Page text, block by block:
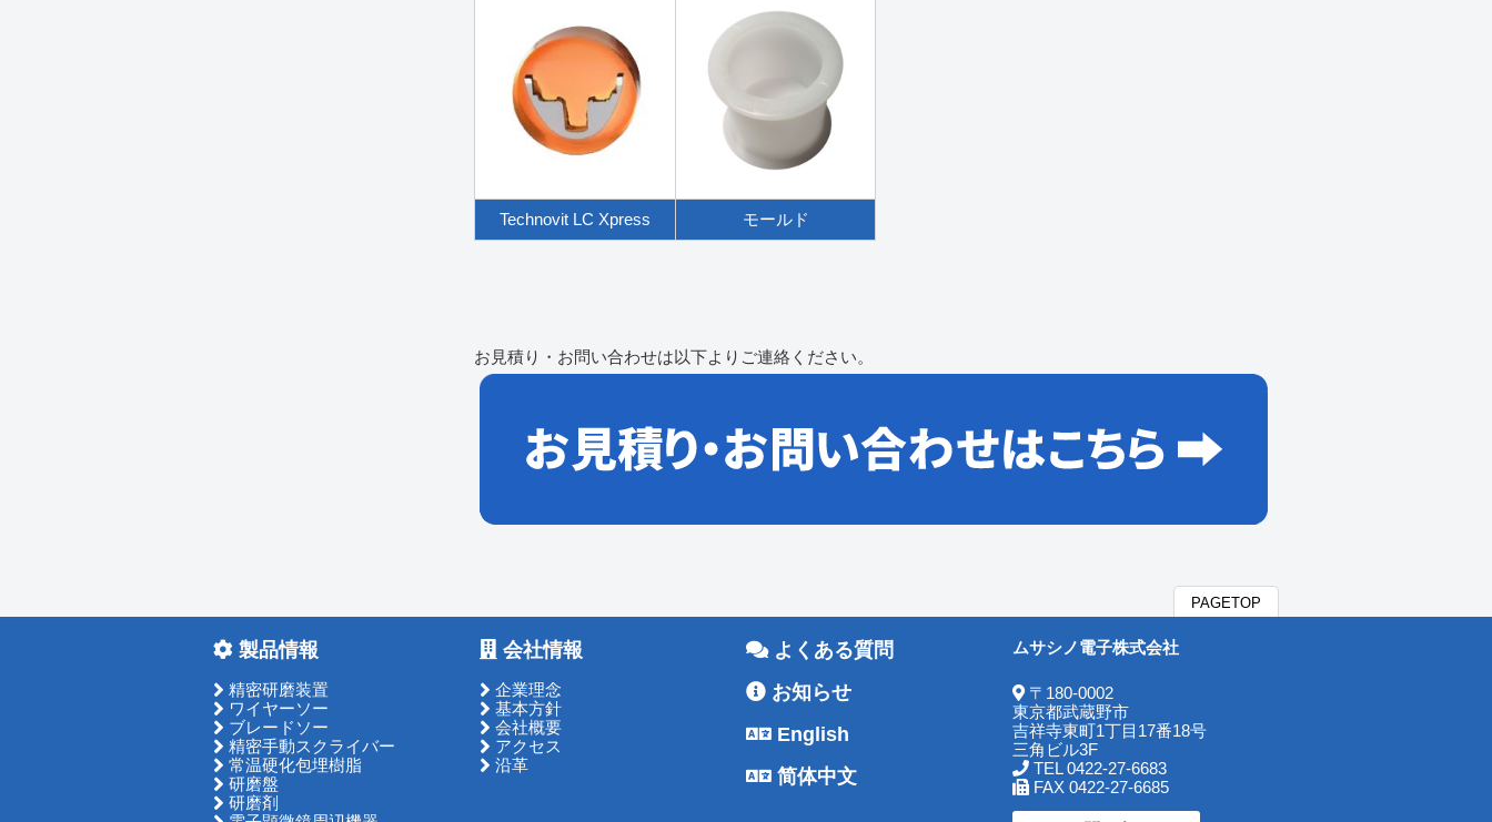
Technovit LC Xpress モールド
お見積り・お問い合わせは以下よりご連絡ください。
PAGETOP
製品情報
精密研磨装置
ワイヤーソー
ブレードソー
精密手動スクライバー
常温硬化包埋樹脂
研磨盤
研磨剤
会社情報
企業理念
基本方針
会社概要
アクセス
沿革
よくある質問
お知らせ
English
简体中文
ムサシノ電子株式会社
〒180-0002
東京都武蔵野市
吉祥寺東町1丁目17番18号
三角ビル3F
TEL 0422-27-6683
FAX 0422-27-6685